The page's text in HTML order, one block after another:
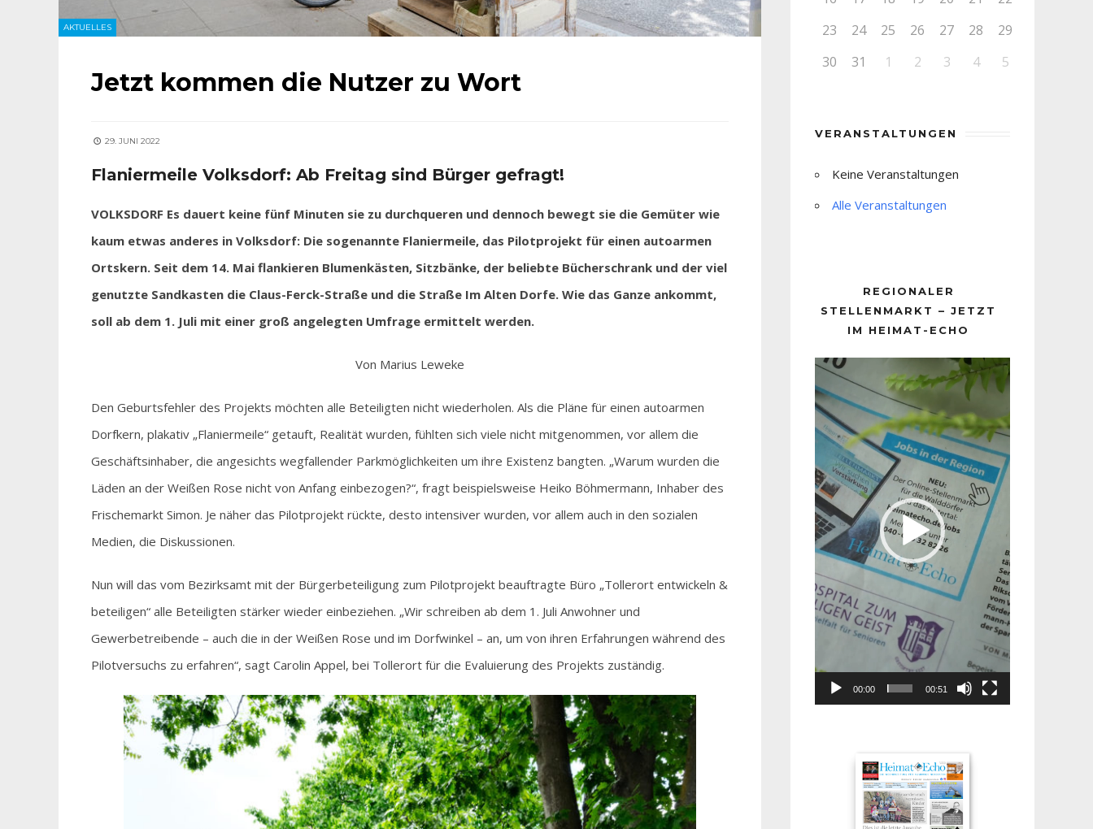
AKTUELLES
Jetzt kommen die Nutzer zu Wort
29. JUNI 2022
Flaniermeile Volksdorf: Ab Freitag sind Bürger gefragt!
VOLKSDORF Es dauert keine fünf Minuten sie zu durchqueren und dennoch bewegt sie die Gemüter wie
kaum etwas anderes in Volksdorf: Die sogenannte Flaniermeile, das Pilotprojekt für einen autoarmen
Ortskern. Seit dem 14. Mai flankieren Blumenkästen, Sitzbänke, der beliebte Bücherschrank und der viel
genutzte Sandkasten die Claus-Ferck-Straße und die Straße Im Alten Dorfe. Wie das Ganze ankommt,
soll ab dem 1. Juli mit einer groß angelegten Umfrage ermittelt werden.
Von Marius Leweke
Den Geburtsfehler des Projekts möchten alle Beteiligten nicht wiederholen. Als die Pläne für einen autoarmen
Dorfkern, plakativ „Flaniermeile“ getauft, Realität wurden, fühlten sich viele nicht mitgenommen, vor allem die
Geschäftsinhaber, die angesichts wegfallender Parkmöglichkeiten um ihre Existenz bangten. „Warum wurden die
Läden an der Weißen Rose nicht von Anfang einbezogen?“, fragt beispielsweise Heiko Böhmermann, Inhaber des
Frischemarkt Simon. Je näher das Pilotprojekt rückte, desto intensiver wurden, vor allem auch in den sozialen
Medien, die Diskussionen.
Nun will das vom Bezirksamt mit der Bürgerbeteiligung zum Pilotprojekt beauftragte Büro „Tollerort entwickeln &
beteiligen“ alle Beteiligten stärker wieder einbeziehen. „Wir schreiben ab dem 1. Juli Anwohner und
Gewerbetreibende – auch die in der Weißen Rose und im Dorfwinkel – an, um von ihren Erfahrungen während des
Pilotversuchs zu erfahren“, sagt Carolin Appel, bei Tollerort für die Evaluierung des Projekts zuständig.
23
24 25 26 27 28
29
30
31 1 2 3 4 5
VERANSTALTUNGEN
Keine Veranstaltungen
Alle Veranstaltungen
REGIONALER
STELLENMARKT – JETZT
IM HEIMAT-ECHO
Player
00:00 00:51